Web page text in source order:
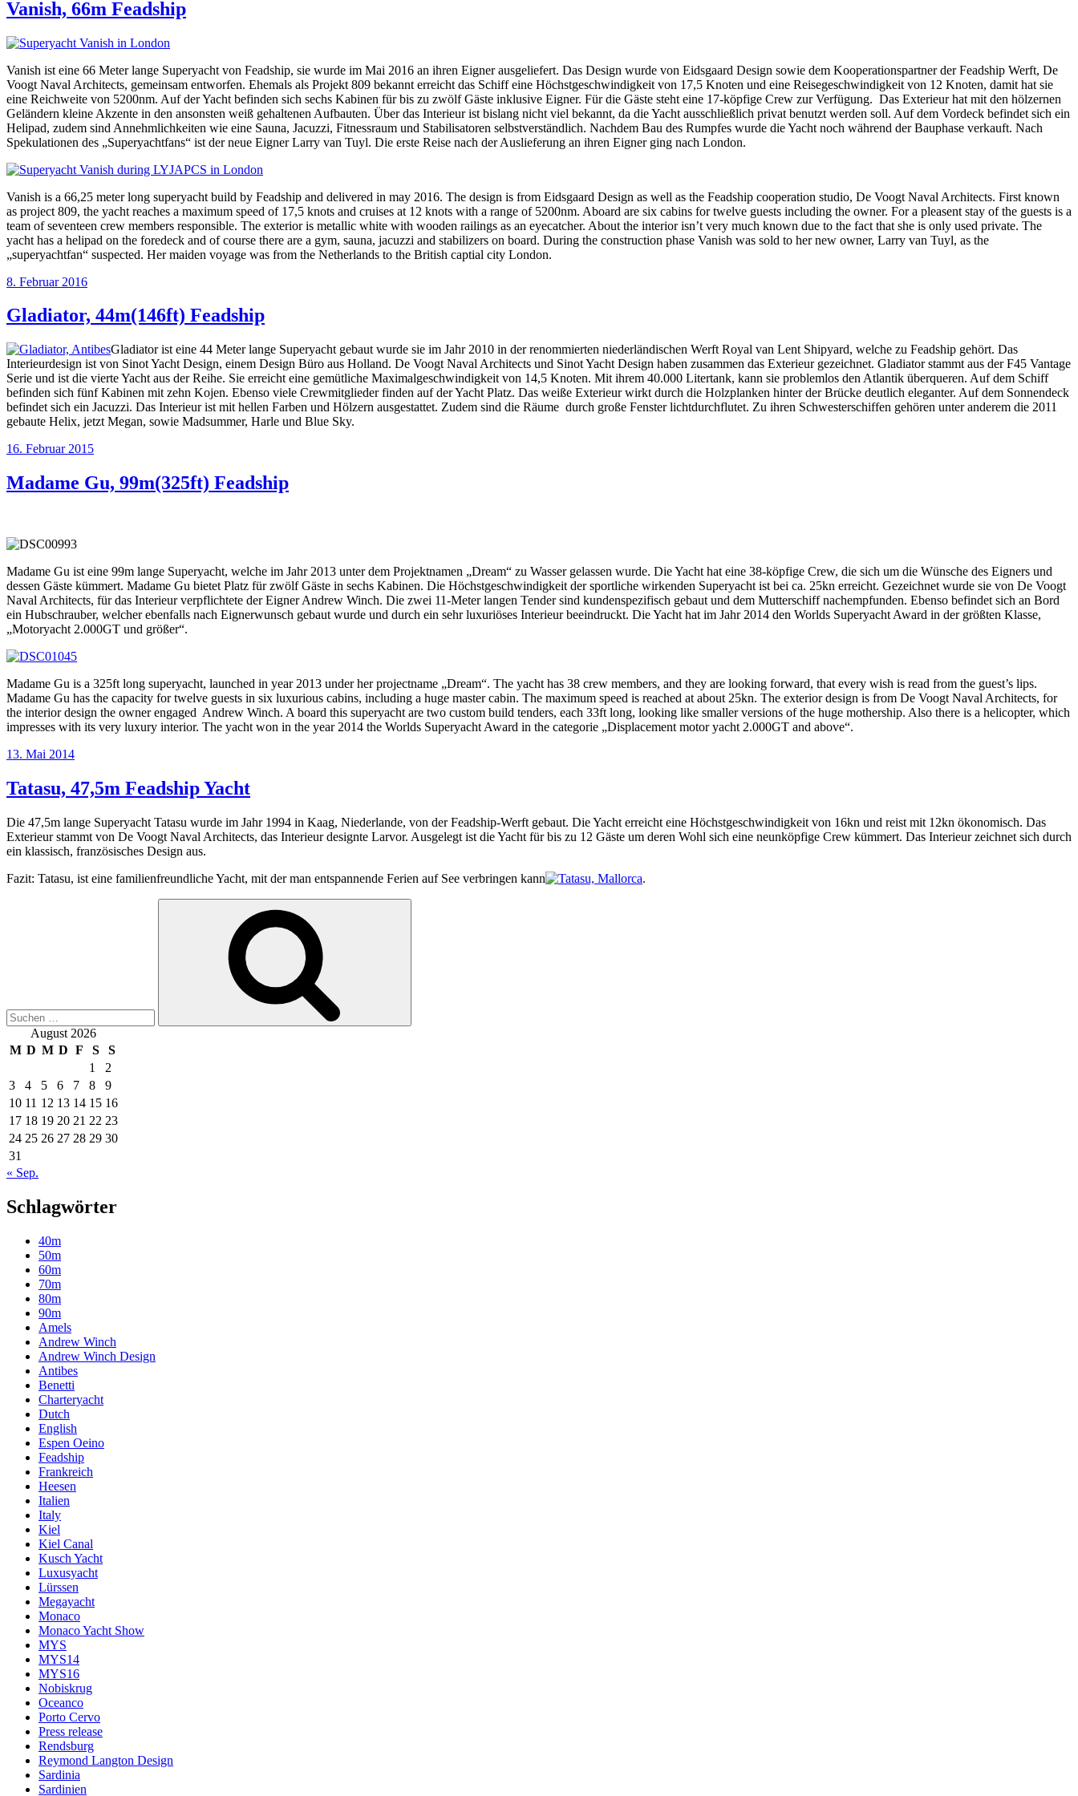
Vanish, 66m Feadship
Vanish ist eine 66 Meter lange Superyacht von Feadship, sie wurde im Mai 2016 an ihren Eigner ausgeliefert. Das Design wurde von Eidsgaard Design sowie dem Kooperationspartner der Feadship Werft, De
Voogt Naval Architects, gemeinsam entworfen. Ehemals als Projekt 809 bekannt erreicht das Schiff eine Höchstgeschwindigkeit von 17,5 Knoten und eine Reisegeschwindigkeit von 12 Knoten, damit hat sie
eine Reichweite von 5200nm. Auf der Yacht befinden sich sechs Kabinen für bis zu zwölf Gäste inklusive Eigner. Für die Gäste steht eine 17-köpfige Crew zur Verfügung. Das Exterieur hat mit den hölzernen
Geländern kleine Akzente in den ansonsten weiß gehaltenen Aufbauten. Über das Interieur ist bislang nicht viel bekannt, da die Yacht ausschließlich privat benutzt werden soll. Auf dem Vordeck befindet sich ein
Helipad, zudem sind Annehmlichkeiten wie eine Sauna, Jacuzzi, Fitnessraum und Stabilisatoren selbstverständlich. Nachdem Bau des Rumpfes wurde die Yacht noch während der Bauphase verkauft. Nach
Spekulationen des „Superyachtfans“ ist der neue Eigner Larry van Tuyl. Die erste Reise nach der Auslieferung an ihren Eigner ging nach London.
Vanish is a 66,25 meter long superyacht build by Feadship and delivered in may 2016. The design is from Eidsgaard Design as well as the Feadship cooperation studio, De Voogt Naval Architects. First known
as project 809, the yacht reaches a maximum speed of 17,5 knots and cruises at 12 knots with a range of 5200nm. Aboard are six cabins for twelve guests including the owner. For a pleasent stay of the guests is a
team of seventeen crew members responsible. The exterior is metallic white with wooden railings as an eyecatcher. About the interior isn’t very much known due to the fact that she is only used private. The
yacht has a helipad on the foredeck and of course there are a gym, sauna, jacuzzi and stabilizers on board. During the construction phase Vanish was sold to her new owner, Larry van Tuyl, as the
„superyachtfan“ suspected. Her maiden voyage was from the Netherlands to the British captial city London.
Veröffentlicht
8. Februar 2016
Gladiator, 44m(146ft) Feadship
Gladiator ist eine 44 Meter lange Superyacht gebaut wurde sie im Jahr 2010 in der renommierten niederländischen Werft Royal van Lent Shipyard, welche zu Feadship gehört. Das
Interieurdesign ist von Sinot Yacht Design, einem Design Büro aus Holland. De Voogt Naval Architects und Sinot Yacht Design haben zusammen das Exterieur gezeichnet. Gladiator stammt aus der F45 Vantage
Serie und ist die vierte Yacht aus der Reihe. Sie erreicht eine gemütliche Maximalgeschwindigkeit von 14,5 Knoten. Mit ihrem 40.000 Litertank, kann sie problemlos den Atlantik überqueren. Auf dem Schiff
befinden sich fünf Kabinen mit zehn Kojen. Ebenso viele Crewmitglieder finden auf der Yacht Platz. Das weiße Exterieur wirkt durch die Holzplanken hinter der Brücke deutlich eleganter. Auf dem Sonnendeck
befindet sich ein Jacuzzi. Das Interieur ist mit hellen Farben und Hölzern ausgestattet. Zudem sind die Räume durch große Fenster lichtdurchflutet. Zu ihren Schwesterschiffen gehören unter anderem die 2011
gebaute Helix, jetzt Megan, sowie Madsummer, Harle und Blue Sky.
Veröffentlicht
16. Februar 2015
Madame Gu, 99m(325ft) Feadship
Madame Gu ist eine 99m lange Superyacht, welche im Jahr 2013 unter dem Projektnamen „Dream“ zu Wasser gelassen wurde. Die Yacht hat eine 38-köpfige Crew, die sich um die Wünsche des Eigners und
dessen Gäste kümmert. Madame Gu bietet Platz für zwölf Gäste in sechs Kabinen. Die Höchstgeschwindigkeit der sportliche wirkenden Superyacht ist bei ca. 25kn erreicht. Gezeichnet wurde sie von De Voogt
Naval Architects, für das Interieur verpflichtete der Eigner Andrew Winch. Die zwei 11-Meter langen Tender sind kundenspezifisch gebaut und dem Mutterschiff nachempfunden. Ebenso befindet sich an Bord
ein Hubschrauber, welcher ebenfalls nach Eignerwunsch gebaut wurde und durch ein sehr luxuriöses Interieur beeindruckt. Die Yacht hat im Jahr 2014 den Worlds Superyacht Award in der größten Klasse,
„Motoryacht 2.000GT und größer“.
Madame Gu is a 325ft long superyacht, launched in year 2013 under her projectname „Dream“. The yacht has 38 crew members, and they are looking forward, that every wish is read from the guest’s lips.
Madame Gu has the capacity for twelve guests in six luxurious cabins, including a huge master cabin. The maximum speed is reached at about 25kn. The exterior design is from De Voogt Naval Architects, for
the interior design the owner engaged Andrew Winch. A board this superyacht are two custom build tenders, each 33ft long, looking like smaller versions of the huge mothership. Also there is a helicopter, which
impresses with its very luxury interior. The yacht won in the year 2014 the Worlds Superyacht Award in the categorie „Displacement motor yacht 2.000GT and above“.
Veröffentlicht
13. Mai 2014
Tatasu, 47,5m Feadship Yacht
Die 47,5m lange Superyacht Tatasu wurde im Jahr 1994 in Kaag, Niederlande, von der Feadship-Werft gebaut. Die Yacht erreicht eine Höchstgeschwindigkeit von 16kn und reist mit 12kn ökonomisch. Das
Exterieur stammt von De Voogt Naval Architects, das Interieur designte Larvor. Ausgelegt ist die Yacht für bis zu 12 Gäste um deren Wohl sich eine neunköpfige Crew kümmert. Das Interieur zeichnet sich durch
ein klassisch, französisches Design aus.
Fazit: Tatasu, ist eine familienfreundliche Yacht, mit der man entspannende Ferien auf See verbringen kann
.
August 2026
M D M D F S
S
1
2
3
4 5 6 7 8
9
10 11 12 13 14 15 16
17 18 19 20 21 22 23
24 25 26 27 28 29 30
31
« Sep.
Schlagwörter
40m
50m
60m
70m
80m
90m
Amels
Andrew Winch
Andrew Winch Design
Antibes
Benetti
Charteryacht
Dutch
English
Espen Oeino
Feadship
Frankreich
Heesen
Italien
Italy
Kiel
Kiel Canal
Kusch Yacht
Luxusyacht
Lürssen
Megayacht
Monaco
Monaco Yacht Show
MYS
MYS14
MYS16
Nobiskrug
Oceanco
Porto Cervo
Press release
Rendsburg
Reymond Langton Design
Sardinia
Sardinien